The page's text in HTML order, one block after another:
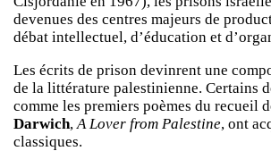
devenues des centres majeurs de
débat intellectuel, d’éducation et
Les écrits de prison devinrent une
de la littérature palestinienne. Certains
comme les premiers poèmes du recueil
Darwich, A Lover from Palestine, ont
classiques.